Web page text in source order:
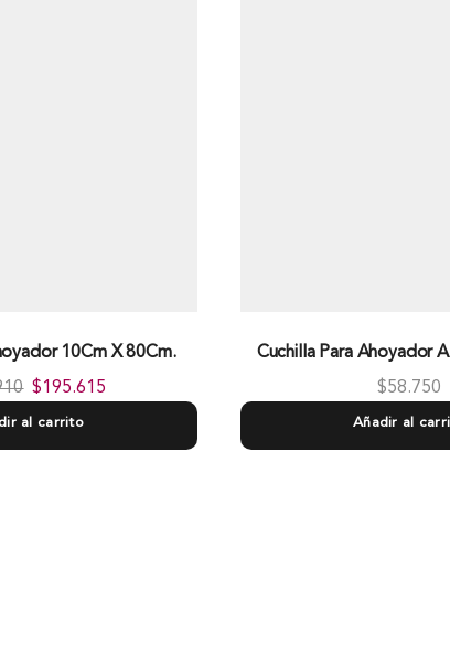
10Cm X 80Cm.
$195.615
al carrito
Cuchilla Para Ahoyador
$58.750
Añadir al